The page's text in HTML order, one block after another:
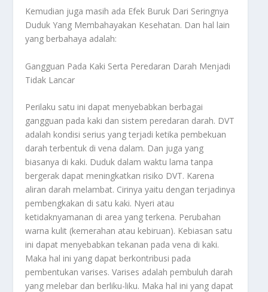
Kemudian juga masih ada Efek Buruk Dari Seringnya
Duduk Yang Membahayakan Kesehatan. Dan hal lain
yang berbahaya adalah:
Gangguan Pada Kaki Serta Peredaran Darah Menjadi
Tidak Lancar
Perilaku satu ini dapat menyebabkan berbagai
gangguan pada kaki dan sistem peredaran darah. DVT
adalah kondisi serius yang terjadi ketika pembekuan
darah terbentuk di vena dalam. Dan juga yang
biasanya di kaki. Duduk dalam waktu lama tanpa
bergerak dapat meningkatkan risiko DVT. Karena
aliran darah melambat. Cirinya yaitu dengan terjadinya
pembengkakan di satu kaki. Nyeri atau
ketidaknyamanan di area yang terkena. Perubahan
warna kulit (kemerahan atau kebiruan). Kebiasan satu
ini dapat menyebabkan tekanan pada vena di kaki.
Maka hal ini yang dapat berkontribusi pada
pembentukan varises. Varises adalah pembuluh darah
yang melebar dan berliku-liku. Maka hal ini yang dapat